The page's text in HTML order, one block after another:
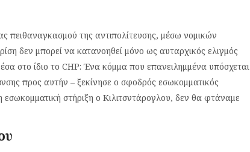
πειθαναγκασμού της αντιπολίτευσης, μέσω νομικών
δεν μπορεί να κατανοηθεί μόνο ως αυταρχικός ελιγμός
στο ίδιο το CHP: Ένα κόμμα που επανειλημμένα υπόσχεται
προς αυτήν – ξεκίνησε ο σφοδρός εσωκομματικός
στήριξη ο Κιλιτσντάρογλου, δεν θα φτάναμε